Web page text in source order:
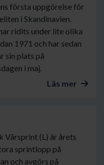
första uppgörelse för
i Skandinavien.
ridits under lite olika
1971 och har sedan
sin plats på
i maj.
Läs mer
Vårsprint (L) är årets
sprintlopp på
och avgörs på